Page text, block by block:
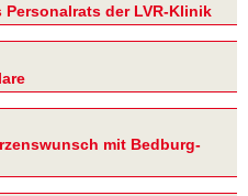
der LVR-Klinik
mit Bedburg-